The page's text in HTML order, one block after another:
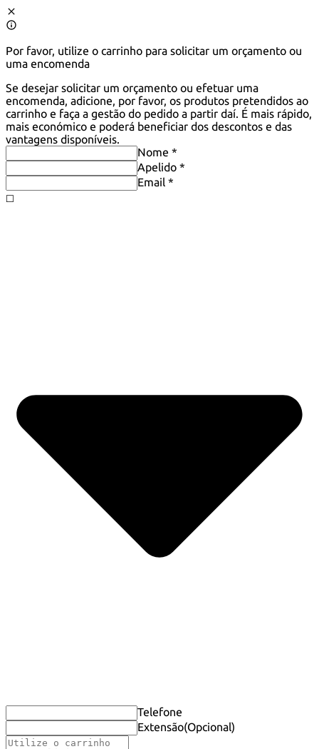
Por favor, utilize o carrinho para solicitar um orçamento ou
uma encomenda
Se desejar solicitar um orçamento ou efetuar uma
encomenda, adicione, por favor, os produtos pretendidos ao
carrinho e faça a gestão do pedido a partir daí. É mais rápido,
mais económico e poderá beneficiar dos descontos e das
vantagens disponíveis.
Nome *
Apelido *
Email *
◻️
Telefone
Extensão(Opcional)